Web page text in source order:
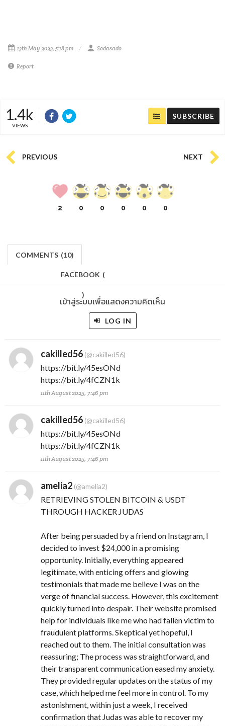
13th May 2023, 5:18 pm Sodasado
Report
1.4k
VIEWS
SUBSCRIBE
PREVIOUS NEXT
2 0 0 0 0 0
COMMENTS (10)
FACEBOOK (
)
เข้าสู่ระบบเพื่อแสดงความคิดเห็น
LOG IN
cakilled56 (@cakilled56)
https://bit.ly/45esONd
https://bit.ly/4fCZN1k
11th August 2025, 7:46 pm
cakilled56 (@cakilled56)
https://bit.ly/45esONd
https://bit.ly/4fCZN1k
11th August 2025, 7:46 pm
amelia2 (@amelia2)
RETRIEVING STOLEN BITCOIN & USDT
THROUGH HACKER JUDAS
After being persuaded by a friend on Instagram, I
decided to invest $24,000 in a promising
opportunity. Initially, everything appeared
legitimate, with enticing offers and glowing
testimonials that made me believe I was on the
verge of financial success. However, this excitement
quickly turned into despair. Their website promised
help for individuals like me who had fallen victim to
fraudulent platforms. Skeptical yet hopeful, I
reached out to them. The initial consultation was
reassuring; The process was straightforward, and
their transparent communication eased my anxiety.
They provided regular updates on the status of my
case, which helped me feel more in control. To my
astonishment, within just a week, I received
confirmation that Judas was able to recover my